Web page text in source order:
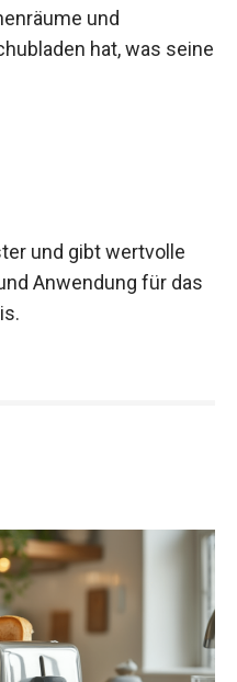
und
hat, was seine
und gibt wertvolle
Anwendung für das